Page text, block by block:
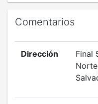
Comentarios
Dirección
Final